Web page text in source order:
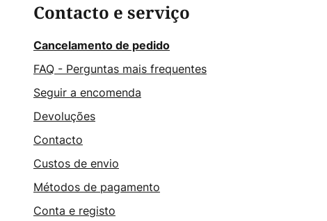
Contacto e serviço
Cancelamento de pedido
FAQ - Perguntas mais frequentes
Seguir a encomenda
Devoluções
Contacto
Custos de envio
Métodos de pagamento
Conta e registo